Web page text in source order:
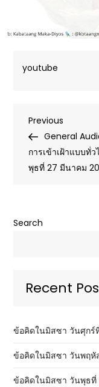
youtube
Post
Previous
Post
Previous
General
การเข้าเฝ้าแบบทั่ว
พุธที่ 27 มีนาคม
Search
Recent
ข้อคิดในมิสซา วันศุกร์
ข้อคิดในมิสซา วันพฤหั
ข้อคิดในมิสซา วันพุธที่